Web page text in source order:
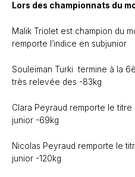
Lors des championnats du
Malik Triolet est champion du
remporte l’indice en subjunior
Souleiman Turki termine à la
très relevée des -83kg
Clara Peyraud remporte le
junior -69kg
Nicolas Peyraud remporte le
junior -120kg